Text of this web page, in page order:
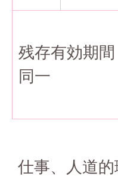
残存有効期間
同一
仕事、人道